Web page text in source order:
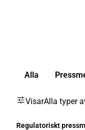
Alla
VisarAlla typer
Regulatoriskt